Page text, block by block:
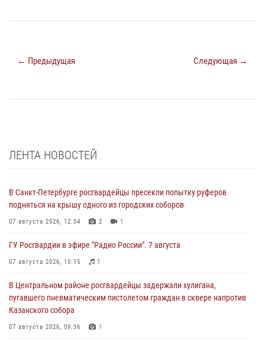
← Предыдущая Следующая →
ЛЕНТА НОВОСТЕЙ
В Санкт-Петербурге росгвардейцы пресекли попытку руферов
подняться на крышу одного из городских соборов
07 августа 2026, 12:04 2 1
ГУ Росгвардии в эфире "Радио России". 7 августа
07 августа 2026, 10:15 1
В Центральном районе росгвардейцы задержали хулигана,
пугавшего пневматическим пистолетом граждан в сквере напротив
Казанского собора
07 августа 2026, 09:36 1